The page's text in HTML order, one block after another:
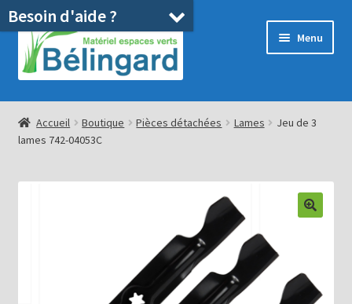
Aller
la
Aller
au
contenu
Menu
Accueil
Boutique
Location
Ouvrir
enfant
Accueil Boutique Pièces détachées Lames
Jeu de 3
lames 742-04053C
Besoin d'aide ?